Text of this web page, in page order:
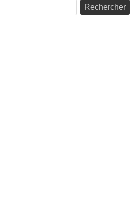
Rechercher